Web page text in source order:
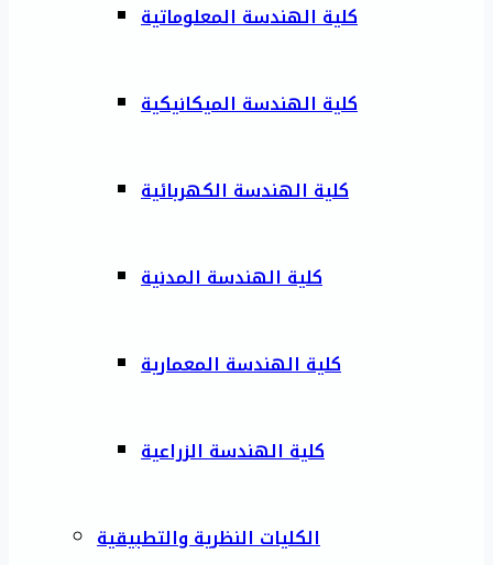
كلية الهندسة المعلوماتية
كلية الهندسة الميكانيكية
كلية الهندسة الكهربائية
كلية الهندسة المدنية
كلية الهندسة المعمارية
كلية الهندسة الزراعية
الكليات النظرية والتطبيقية